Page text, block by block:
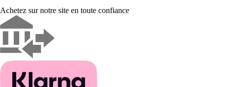
Achetez sur notre site en toute confiance